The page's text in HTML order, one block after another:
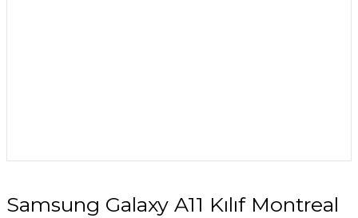
Samsung Galaxy A11 Kılıf Montreal